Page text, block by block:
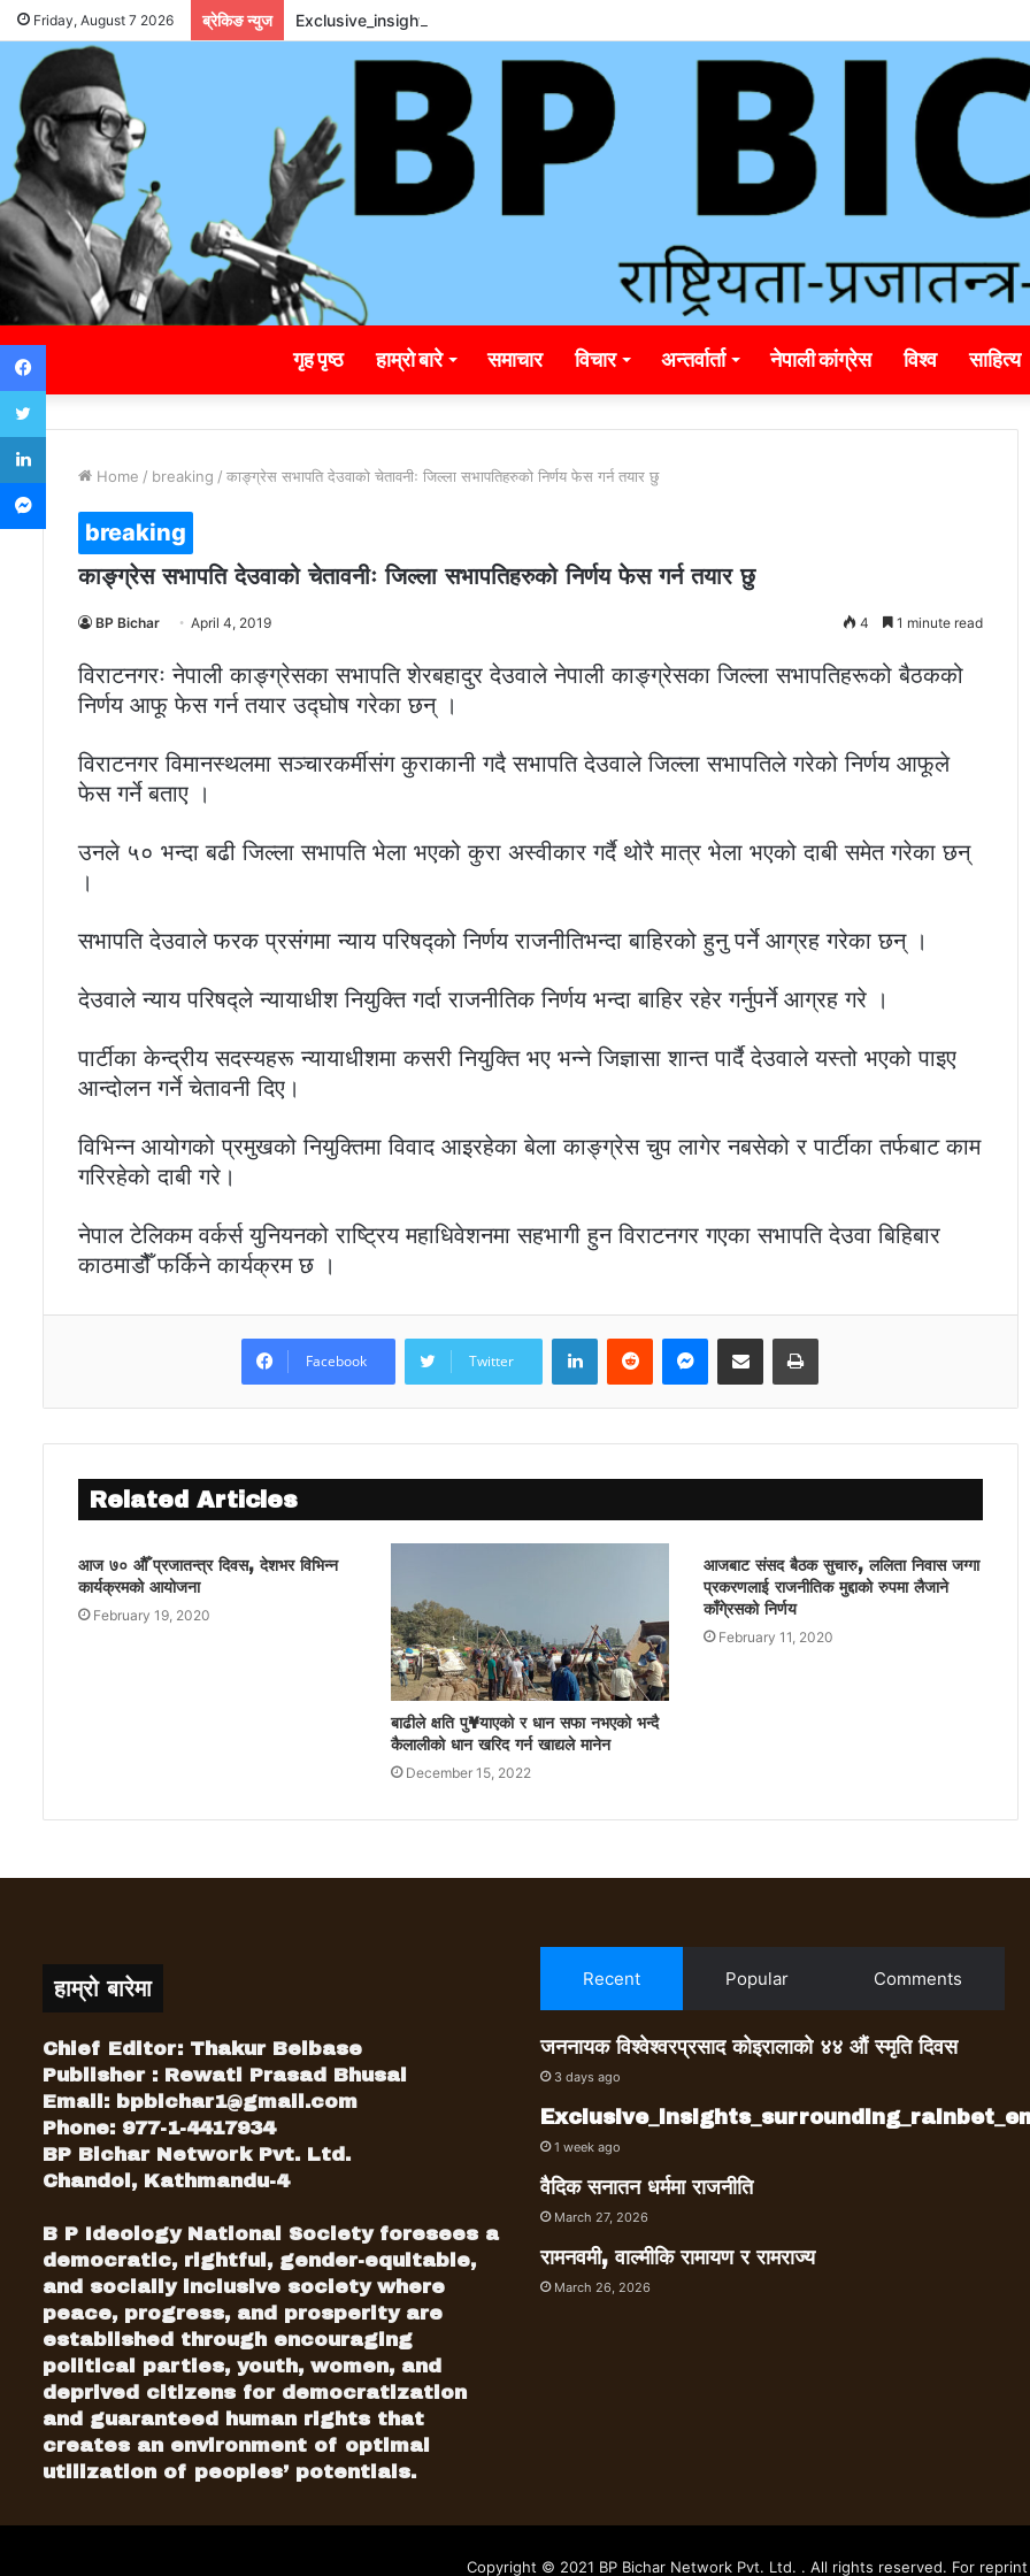
Friday, August 7 2026 ब्रेकिङ न्युज Exclusive_insights_surrounding_rainbet_empower_informed_crypto_wagering_decision
गृह पृष्ठ हाम्रो बारे समाचार विचार अन्तर्वार्ता नेपाली कांग्रेस विश्व साहित्य
Home / breaking / काङ्ग्रेस सभापति देउवाको चेतावनीः जिल्ला सभापतिहरुको निर्णय फेस गर्न तयार छु
breaking
काङ्ग्रेस सभापति देउवाको चेतावनीः जिल्ला सभापतिहरुको निर्णय फेस गर्न तयार छु
BP Bichar April 4, 2019 4 1 minute read
विराटनगरः नेपाली काङ्ग्रेसका सभापति शेरबहादुर देउवाले नेपाली काङ्ग्रेसका जिल्ला सभापतिहरूको बैठकको
निर्णय आफू फेस गर्न तयार उद्घोष गरेका छन् ।
विराटनगर विमानस्थलमा सञ्चारकर्मीसंग कुराकानी गदै सभापति देउवाले जिल्ला सभापतिले गरेको निर्णय आफूले
फेस गर्ने बताए ।
उनले ५० भन्दा बढी जिल्ला सभापति भेला भएको कुरा अस्वीकार गर्दै थोरै मात्र भेला भएको दाबी समेत गरेका छन्
।
सभापति देउवाले फरक प्रसंगमा न्याय परिषद्को निर्णय राजनीतिभन्दा बाहिरको हुनु पर्ने आग्रह गरेका छन् ।
देउवाले न्याय परिषद्ले न्यायाधीश नियुक्ति गर्दा राजनीतिक निर्णय भन्दा बाहिर रहेर गर्नुपर्ने आग्रह गरे ।
पार्टीका केन्द्रीय सदस्यहरू न्यायाधीशमा कसरी नियुक्ति भए भन्ने जिज्ञासा शान्त पार्दै देउवाले यस्तो भएको पाइए
आन्दोलन गर्ने चेतावनी दिए।
विभिन्न आयोगको प्रमुखको नियुक्तिमा विवाद आइरहेका बेला काङ्ग्रेस चुप लागेर नबसेको र पार्टीका तर्फबाट काम
गरिरहेको दाबी गरे।
नेपाल टेलिकम वर्कर्स युनियनको राष्ट्रिय महाधिवेशनमा सहभागी हुन विराटनगर गएका सभापति देउवा बिहिबार
काठमाडौैँ फर्किने कार्यक्रम छ ।
Facebook Twitter
LinkedInReddit Messenger
Share via Email Print
Related Articles
आज ७० औैँ प्रजातन्त्र दिवस, देशभर विभिन्न
कार्यक्रमको आयोजना
February 19, 2020
बाढीले क्षति पु¥याएको र धान सफा नभएको भन्दै
कैलालीको धान खरिद गर्न खाद्यले मानेन
December 15, 2022
आजबाट संसद बैठक सुचारु, ललिता निवास जग्गा
प्रकरणलाई राजनीतिक मुद्दाको रुपमा लैजाने
काँगे्रसको निर्णय
February 11, 2020
हाम्रो बारेमा
Chief Editor: Thakur Belbase
Publisher : Rewati Prasad Bhusal
Email: bpbichar1@gmail.com
Phone: 977-1-4417934
BP Bichar Network Pvt. Ltd.
Chandol, Kathmandu-4
B P Ideology National Society foresees a
democratic, rightful, gender-equitable,
and socially inclusive society where
peace, progress, and prosperity are
established through encouraging
political parties, youth, women, and
deprived citizens for democratization
and guaranteed human rights that
creates an environment of optimal
utilization of peoples’ potentials.
Recent Popular Comments
जननायक विश्वेश्वरप्रसाद कोइरालाको ४४ औं स्मृति दिवस
3 days ago
1 week ago
वैदिक सनातन धर्ममा राजनीति
March 27, 2026
रामनवमी, वाल्मीकि रामायण र रामराज्य
March 26, 2026
Copyright © 2021 BP Bichar Network Pvt. Ltd. . All rights reserved. For
Facebook
Twitter
LinkedIn
Messenger